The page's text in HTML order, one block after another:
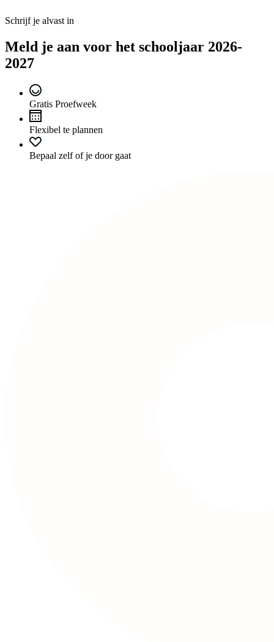
Schrijf je alvast in
Meld je aan voor het schooljaar 2026-
2027
Gratis Proefweek
Flexibel te plannen
Bepaal zelf of je door gaat